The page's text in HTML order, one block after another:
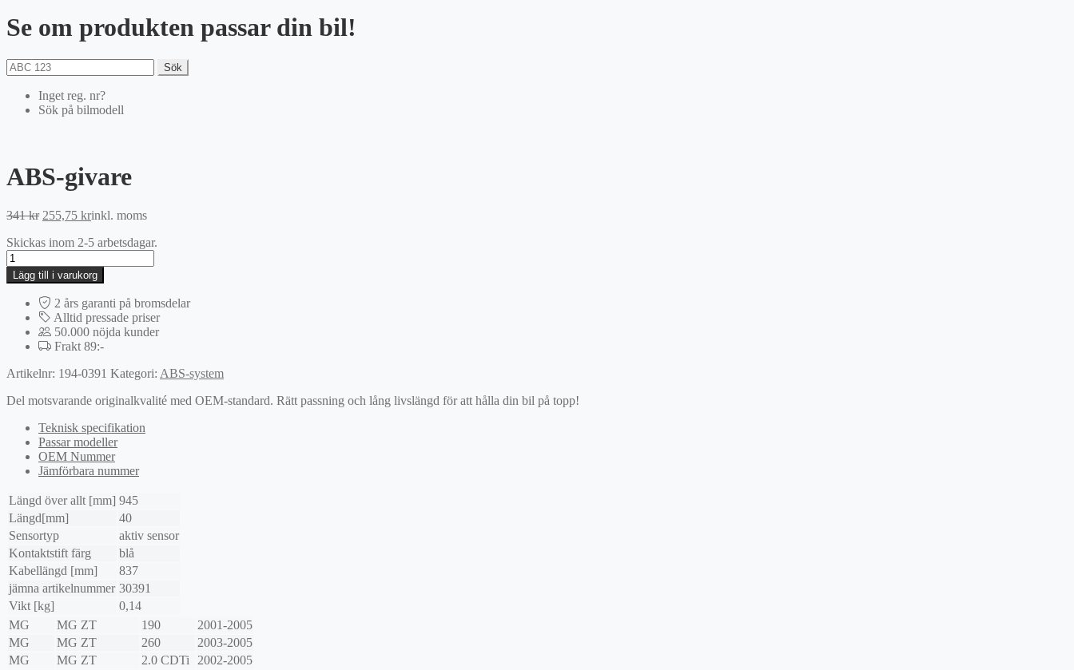
Se om produkten passar din bil!
Sök
Inget reg. nr?
Sök på bilmodell
ABS-givare
341kr Det
priset
341 kr.
255,75 krDet
priset
255,75 kr.
inkl. moms
Skickas inom 2-5 arbetsdagar.
ABS-
givare
mängd
Lägg till i varukorg
2 års garanti på bromsdelar
Alltid pressade priser
50.000 nöjda kunder
Frakt 89:-
Artikelnr: 194-0391 Kategori: ABS-system
Del motsvarande originalkvalité med OEM-standard. Rätt passning och lång livslängd för att hålla din bil på topp!
Teknisk specifikation
Passar modeller
OEM Nummer
Jämförbara nummer
Längd över allt [mm] 945
Längd[mm]
40
Sensortyp
aktiv sensor
Kontaktstift färg
blå
Kabellängd [mm]
837
jämna artikelnummer 30391
Vikt [kg]
0,14
MG
MG ZT 190
2001-2005
MG
MG ZT 260
2003-2005
MG
MG ZT 2.0 CDTi
2002-2005